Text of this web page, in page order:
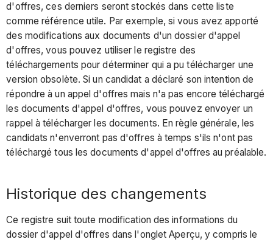
d'offres, ces derniers seront stockés dans cette liste
comme référence utile. Par exemple, si vous avez apporté
des modifications aux documents d'un dossier d'appel
d'offres, vous pouvez utiliser le registre des
téléchargements pour déterminer qui a pu télécharger une
version obsolète. Si un candidat a déclaré son intention de
répondre à un appel d'offres mais n'a pas encore téléchargé
les documents d'appel d'offres, vous pouvez envoyer un
rappel à télécharger les documents. En règle générale, les
candidats n'enverront pas d'offres à temps s'ils n'ont pas
téléchargé tous les documents d'appel d'offres au préalable.
Historique des changements
Ce registre suit toute modification des informations du
dossier d'appel d'offres dans l'onglet Aperçu, y compris le